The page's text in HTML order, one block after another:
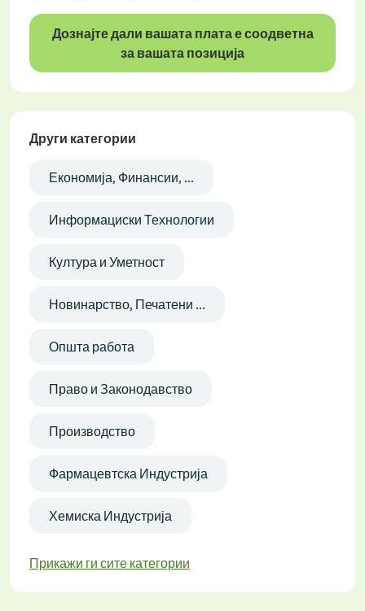
Дознајте дали вашата плата е соодветна
за вашата позиција
Други категории
Економија, Финансии, ...
Информациски Технологии
Култура и Уметност
Новинарство, Печатени ...
Општа работа
Право и Законодавство
Производство
Фармацевтска Индустрија
Хемиска Индустрија
Прикажи ги сите категории